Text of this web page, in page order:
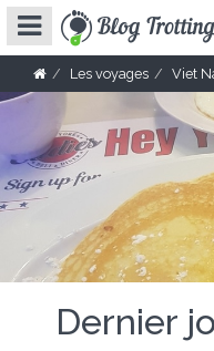
Les voyages Viet
Dernier